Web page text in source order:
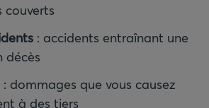
couverts
: accidents entraînant une
décès
: dommages que vous causez
à des tiers